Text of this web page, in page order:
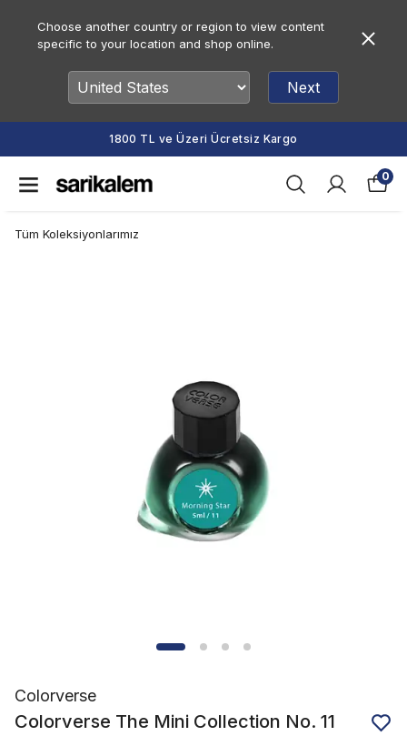
Choose another country or region to view content
specific to your location and shop online.
Next
1800 TL ve Üzeri Ücretsiz Kargo
0
Tüm Koleksiyonlarımız
Colorverse
Colorverse The Mini Collection No. 11